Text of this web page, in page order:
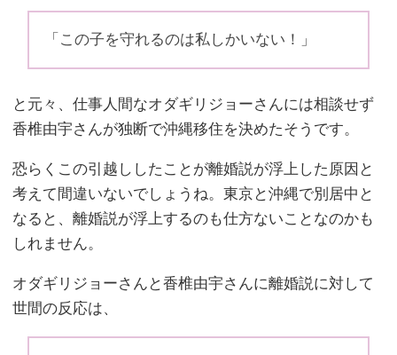
「この子を守れるのは私しかいない！」
と元々、仕事人間なオダギリジョーさんには相談せず
香椎由宇さんが独断で沖縄移住を決めたそうです。
恐らくこの引越ししたことが離婚説が浮上した原因と
考えて間違いないでしょうね。東京と沖縄で別居中と
なると、離婚説が浮上するのも仕方ないことなのかも
しれません。
オダギリジョーさんと香椎由宇さんに離婚説に対して
世間の反応は、